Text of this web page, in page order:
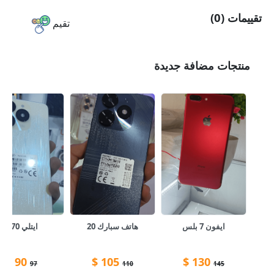
تقيم تقييمات (0)
منتجات مضافة جديدة
ايفون 7 بلس
145
130
$
هاتف سبارك 20
110
105
$
ايتلي A70
97
90